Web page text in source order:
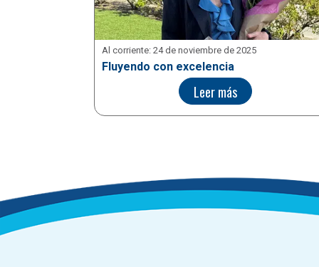
Al corriente: 24 de noviembre de 2025
Fluyendo con excelencia
Leer más